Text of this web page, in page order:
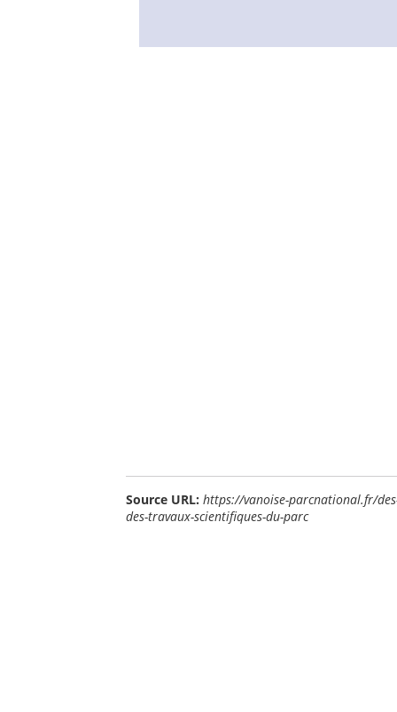
Source URL: https://vanoise-parcnational.fr/
des-travaux-scientifiques-du-parc